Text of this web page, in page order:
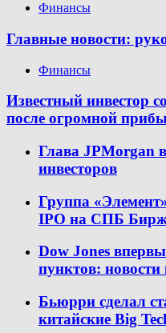
Финансы
Главные новости:
Финансы
Известный инвестор
после огромной
Глава JPMorgan
инвесторов
Группа
IPO на СПБ
Dow Jones
пунктов:
Бьюрри сделал
китайские Big